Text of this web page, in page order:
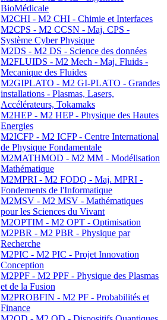
BioMédicale
M2CHI - M2 CHI - Chimie et Interfaces
M2CPS - M2 CCSN - Maj. CPS -
Système Cyber Physique
M2DS - M2 DS - Science des données
M2FLUIDS - M2 Mech - Maj. Fluids -
Mecanique des Fluides
M2GIPLATO - M2 GI-PLATO - Grandes
installations - Plasmas, Lasers,
Accélérateurs, Tokamaks
M2HEP - M2 HEP - Physique des Hautes
Energies
M2ICFP - M2 ICFP - Centre International
de Physique Fondamentale
M2MATHMOD - M2 MM - Modélisation
Mathématique
M2MPRI - M2 FODQ - Maj. MPRI -
Fondements de l'Informatique
M2MSV - M2 MSV - Mathématiques
pour les Sciences du Vivant
M2OPTIM - M2 OPT - Optimisation
M2PBR - M2 PBR - Physique par
Recherche
M2PIC - M2 PIC - Projet Innovation
Conception
M2PPF - M2 PPF - Physique des Plasmas
et de la Fusion
M2PROBFIN - M2 PF - Probabilités et
Finance